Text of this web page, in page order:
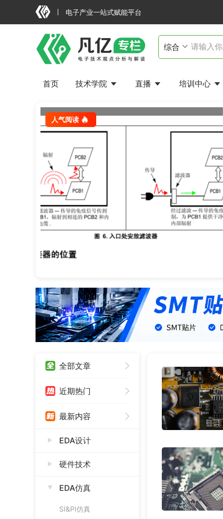
电子产业一站式赋能平台
首页 技术学院 直播 培训中心
人气阅读
全部文章
近期热门
最新内容
EDA设计
硬件技术
EDA仿真
SI&PI仿真